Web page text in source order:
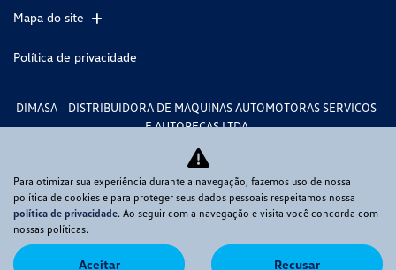
Mapa do site
Política de privacidade
DIMASA - DISTRIBUIDORA DE MAQUINAS AUTOMOTORAS SERVICOS
E AUTOPECAS LTDA
CNPJ: 82.563.461/0001-37
Desacelere. Seu bem maior é a vida.
Para otimizar sua experiência durante a navegação, fazemos uso de nossa
política de cookies e para proteger seus dados pessoais respeitamos nossa
política de privacidade. Ao seguir com a navegação e visita você concorda com
nossas políticas.
Aceitar Recusar